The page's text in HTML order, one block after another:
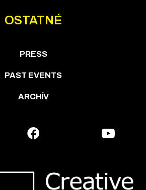
OSTATNÉ
PRESS
PAST EVENTS
ARCHÍV